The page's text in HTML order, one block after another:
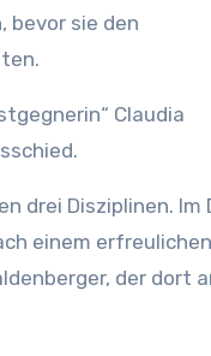
bevor sie den
Claudia
drei Disziplinen. Im
einem
der dort